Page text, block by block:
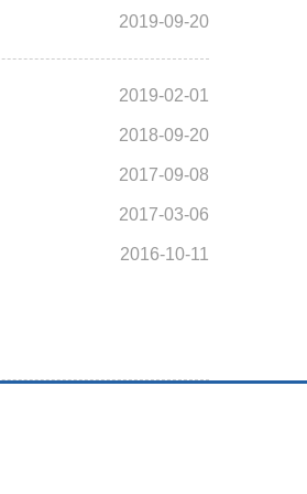
2019-09-20
2019-02-01
2018-09-20
2017-09-08
2017-03-06
2016-10-11